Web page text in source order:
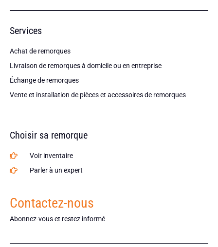
Services
Achat de remorques
Livraison de remorques à domicile ou en entreprise
Échange de remorques
Vente et installation de pièces et accessoires de remorques
Choisir sa remorque
Voir inventaire
Parler à un expert
Contactez-nous
Abonnez-vous et restez informé